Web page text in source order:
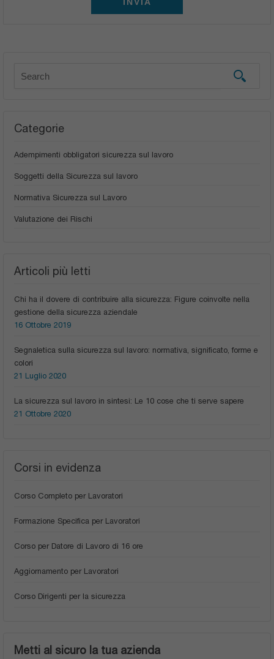
Categorie
Adempimenti obbligatori sicurezza sul lavoro
Soggetti della Sicurezza sul lavoro
Normativa Sicurezza sul Lavoro
Valutazione dei Rischi
Articoli più letti
Chi ha il dovere di contribuire alla sicurezza: Figure coinvolte nella
gestione della sicurezza aziendale
16 Ottobre 2019
Segnaletica sulla sicurezza sul lavoro: normativa, significato, forme e
colori
21 Luglio 2020
La sicurezza sul lavoro in sintesi: Le 10 cose che ti serve sapere
21 Ottobre 2020
Corsi in evidenza
Corso Completo per Lavoratori
Formazione Specifica per Lavoratori
Corso per Datore di Lavoro di 16 ore
Aggiornamento per Lavoratori
Corso Dirigenti per la sicurezza
Metti al sicuro la tua azienda